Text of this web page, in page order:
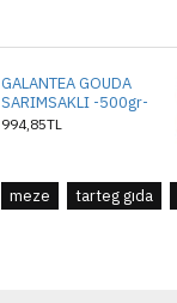
GALANTEA GOUDA
SARIMSAKLI -500gr-
994,85TL
meze tarteg gıda